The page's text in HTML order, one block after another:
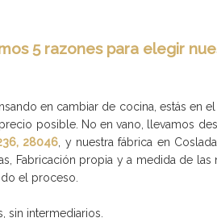
5 razones para elegir
en cambiar de cocina, estás
posible. No en vano, llevamos
28046 , y nuestra fábrica en
Fabricación propia y a medida de
el proceso.
sin intermediarios.